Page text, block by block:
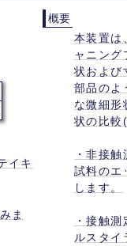
イキ
ま
概要
本装置は
ャニン
状および
部品のよ
な微細形
状の比較
・非接
試料のエ
します。
・接触
ルスタ